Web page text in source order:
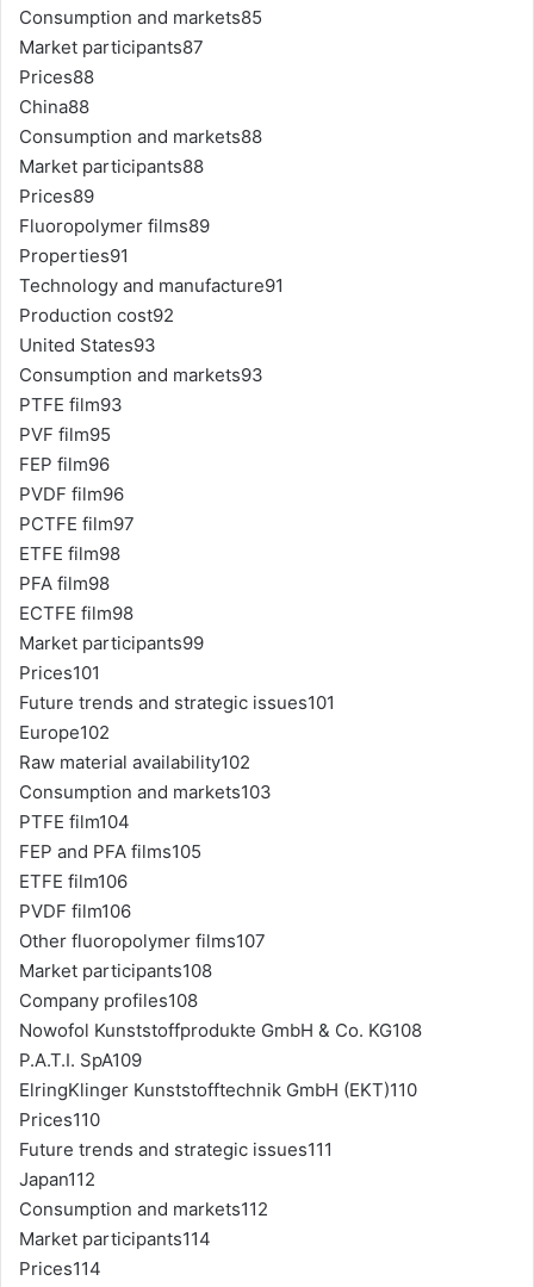
Consumption and markets85
Market participants87
Prices88
China88
Consumption and markets88
Market participants88
Prices89
Fluoropolymer films89
Properties91
Technology and manufacture91
Production cost92
United States93
Consumption and markets93
PTFE film93
PVF film95
FEP film96
PVDF film96
PCTFE film97
ETFE film98
PFA film98
ECTFE film98
Market participants99
Prices101
Future trends and strategic issues101
Europe102
Raw material availability102
Consumption and markets103
PTFE film104
FEP and PFA films105
ETFE film106
PVDF film106
Other fluoropolymer films107
Market participants108
Company profiles108
Nowofol Kunststoffprodukte GmbH & Co. KG108
P.A.T.I. SpA109
ElringKlinger Kunststofftechnik GmbH (EKT)110
Prices110
Future trends and strategic issues111
Japan112
Consumption and markets112
Market participants114
Prices114